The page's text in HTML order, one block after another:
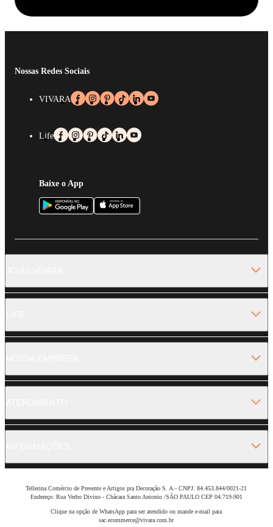
Nossas Redes Sociais
VIVARA
Life
Baixe o App
Tellerina Comércio de Presente e Artigos pra Decoração S. A.- CNPJ: 84.453.844/0021-21
Endereço: Rua Verbo Divino - Chácara Santo Antonio /SÃO PAULO CEP 04.719-901
Clique na opção de WhatsApp para ser atendido ou mande e-mail para
sac.ecommerce@vivara.com.br